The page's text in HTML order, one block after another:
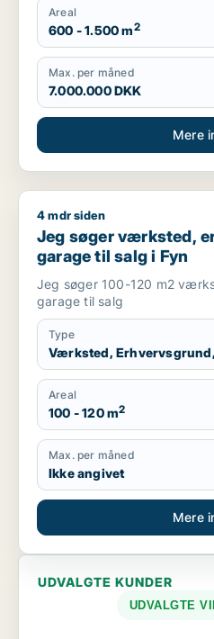
Areal
600 - 1.500 m2
Max. per måned
7.000.000 DKK
Mere
Jeg søger værksted,
4 mdr siden
Jeg søger værksted,
garage til salg i Fyn
Jeg søger 100-120 m2
garage til salg
Type
Værksted,
Areal
100 - 120 m2
Max. per måned
Ikke angivet
Mere
UDVALGTE KUNDER
UDVALGTE